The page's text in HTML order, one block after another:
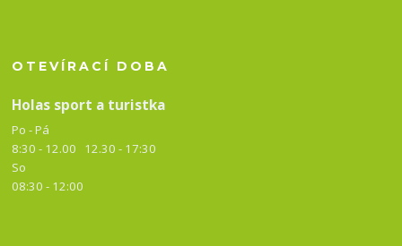
OTEVÍRACÍ DOBA
Holas sport a turistka
Po - Pá
8:30 - 12.00 12.30 - 17:30
So
08:30 - 12:00